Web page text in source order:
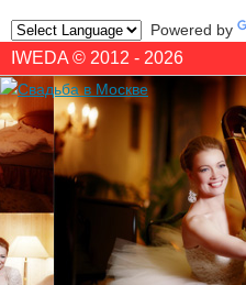
Powered by
IWEDA © 2012 - 2026